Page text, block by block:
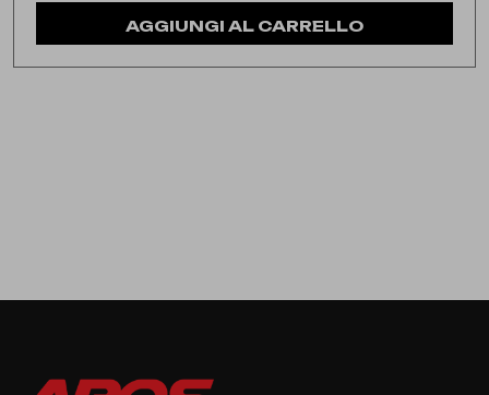
AGGIUNGI AL CARRELLO